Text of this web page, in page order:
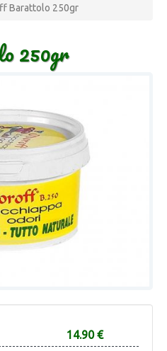
Barattolo 250gr
250gr
14.90 €